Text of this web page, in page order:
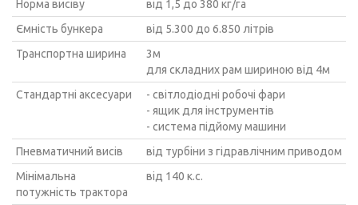
Норма висіву
від 1,5 до 380 кг/га
Ємність бункера
від 5.300 до 6.850 літрів
Транспортна ширина
3м
для складних рам шириною від 4м
Стандартні аксесуари
- світлодіодні робочі фари
- ящик для інструментів
- система підйому машини
Пневматичний висів
від турбіни з гідравлічним приводом
Мінімальна
потужність трактора
від 140 к.с.